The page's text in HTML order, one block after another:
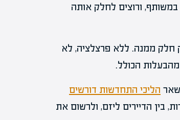
ורוצים לחלק אותה
חלק ממנה. ללא פרצלציה, לא
הכולל.
הליכי התחדשות דורשים
בין הדיירים ליזם, ולרשום את